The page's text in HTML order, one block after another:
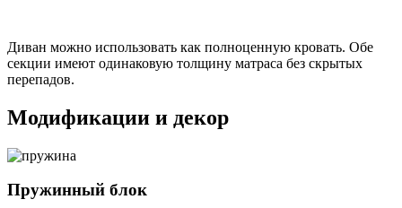
Диван можно использовать как полноценную кровать. Обе
секции имеют одинаковую толщину матраса без скрытых
перепадов.
Модификации и декор
Пружинный блок